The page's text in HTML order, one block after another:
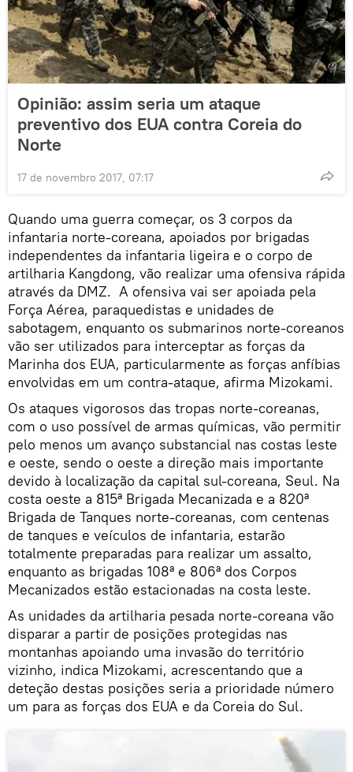
Opinião: assim seria um ataque
preventivo dos EUA contra Coreia do
Norte
17 de novembro 2017, 07:17
Quando uma guerra começar, os 3 corpos da
infantaria norte-coreana, apoiados por brigadas
independentes da infantaria ligeira e o corpo de
artilharia Kangdong, vão realizar uma ofensiva rápida
através da DMZ. A ofensiva vai ser apoiada pela
Força Aérea, paraquedistas e unidades de
sabotagem, enquanto os submarinos norte-coreanos
vão ser utilizados para interceptar as forças da
Marinha dos EUA, particularmente as forças anfíbias
envolvidas em um contra-ataque, afirma Mizokami.
Os ataques vigorosos das tropas norte-coreanas,
com o uso possível de armas químicas, vão permitir
pelo menos um avanço substancial nas costas leste
e oeste, sendo o oeste a direção mais importante
devido à localização da capital sul-coreana, Seul. Na
costa oeste a 815ª Brigada Mecanizada e a 820ª
Brigada de Tanques norte-coreanas, com centenas
de tanques e veículos de infantaria, estarão
totalmente preparadas para realizar um assalto,
enquanto as brigadas 108ª e 806ª dos Corpos
Mecanizados estão estacionadas na costa leste.
As unidades da artilharia pesada norte-coreana vão
disparar a partir de posições protegidas nas
montanhas apoiando uma invasão do território
vizinho, indica Mizokami, acrescentando que a
deteção destas posições seria a prioridade número
um para as forças dos EUA e da Coreia do Sul.